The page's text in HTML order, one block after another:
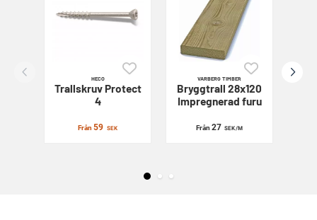
HECO
TrallskruvProtect
4
Från59 SEK
VARBERG TIMBER
Bryggtrall 28x120
Impregnerad furu
Från 27 SEK/M